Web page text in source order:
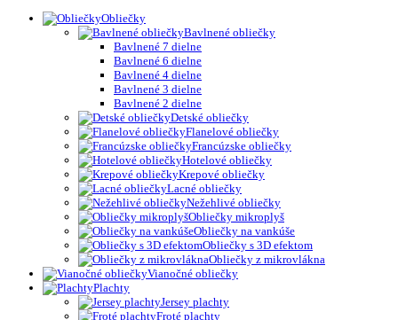
Obliečky
Bavlnené obliečky
Bavlnené 7 dielne
Bavlnené 6 dielne
Bavlnené 4 dielne
Bavlnené 3 dielne
Bavlnené 2 dielne
Detské obliečky
Flanelové obliečky
Francúzske obliečky
Hotelové obliečky
Krepové obliečky
Lacné obliečky
Nežehlivé obliečky
Obliečky mikroplyš
Obliečky na vankúše
Obliečky s 3D efektom
Obliečky z mikrovlákna
Vianočné obliečky
Plachty
Jersey plachty
Froté plachty